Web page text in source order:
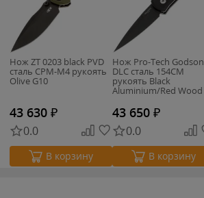
Нож ZT 0203 black PVD
сталь CPM-M4 рукоять
Olive G10
43 630 ₽
0.0
В корзину
Нож Pro-Tech Godson
DLC сталь 154CM
рукоять Black
Aluminium/Red Wood
43 650 ₽
0.0
В корзину